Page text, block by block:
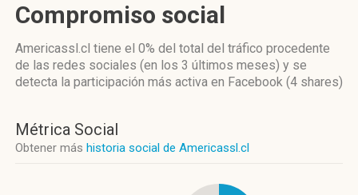
Compromiso social
Americassl.cl tiene el 0% del total del tráfico procedente
de las redes sociales (en los 3 últimos meses) y se
detecta la participación más activa en Facebook (4 shares)
Métrica Social
Obtener más historia social de Americassl.cl